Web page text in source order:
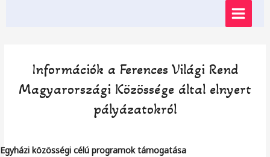
MAIN
Információk a Ferences Világi Rend
Magyarországi Közössége által elnyert
pályázatokról
Egyházi közösségi célú programok támogatása